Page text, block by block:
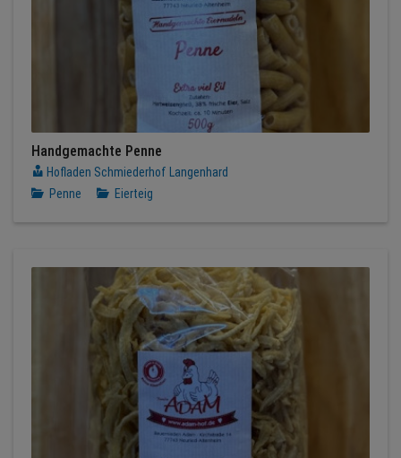
Handgemachte Penne
Hofladen Schmiederhof Langenhard
Penne
Eierteig